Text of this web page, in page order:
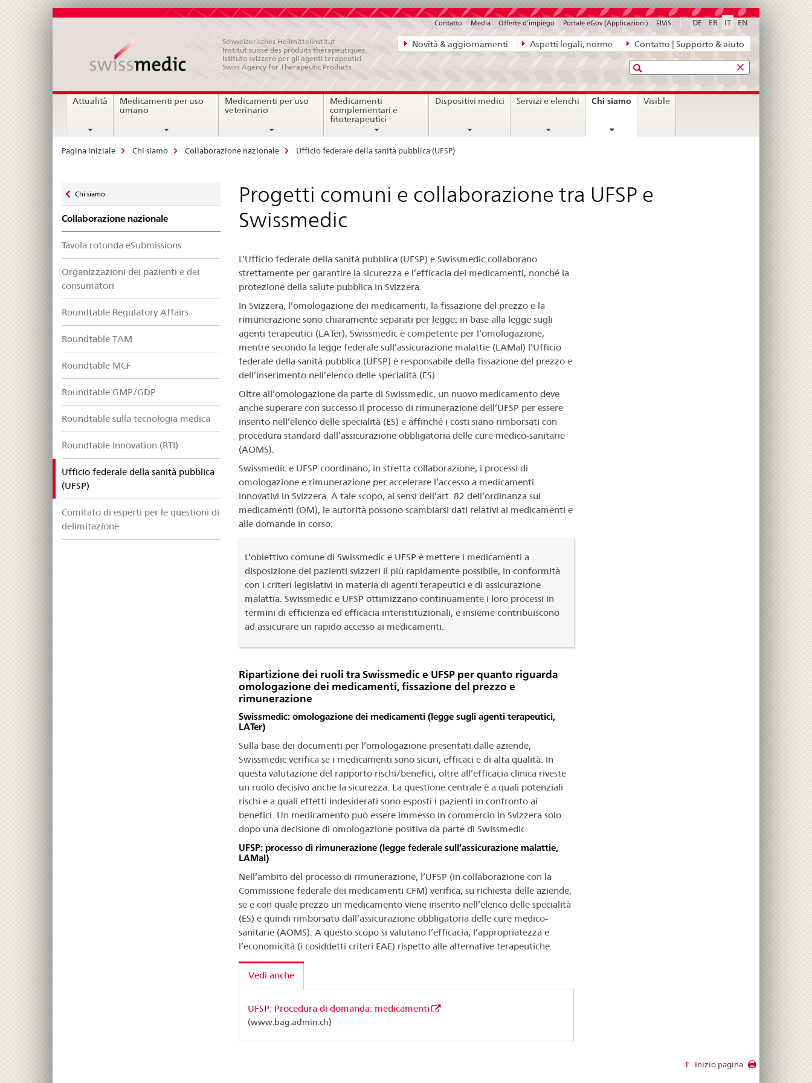
Navigazione
diretta:
aspetti
Novità & aggiornamenti Aspetti legali, norme Contatto | Supporto & aiuto
DE FR IT EN
Contatto Media Offerte d'impiego Portale eGov (Applicazioni) ElViS
Schweizerisches Heilmittelinstitut
Institut suisse des produits thérapeutiques
Istituto svizzero per gli agenti terapeutici
Swiss Agency for Therapeutic Products
Ricerca
Navigation
Attualità
Medicamenti per uso
umano
Medicamenti per uso
veterinario
Medicamenti
complementari e
fitoterapeutici
Dispositivi medici Servizi e elenchi Chi siamocurrent
Visible
Breadcrumb
Pagina iniziale Chi siamo Collaborazione nazionale Ufficio federale della sanità pubblica (UFSP)
zu
Chi siamo
Collaborazione nazionale
Tavola rotonda eSubmissions
Organizzazioni dei pazienti e dei
consumatori
Roundtable Regulatory Affairs
Roundtable TAM
Roundtable MCF
Roundtable GMP/GDP
Roundtable sulla tecnologia medica
Roundtable Innovation (RTI)
Ufficio federale della sanità pubblica
(UFSP)
Comitato di esperti per le questioni di
delimitazione
Progetti comuni e collaborazione tra UFSP e
Swissmedic
L’Ufficio federale della sanità pubblica (UFSP) e Swissmedic collaborano
strettamente per garantire la sicurezza e l’efficacia dei medicamenti, nonché la
protezione della salute pubblica in Svizzera.
In Svizzera, l’omologazione dei medicamenti, la fissazione del prezzo e la
rimunerazione sono chiaramente separati per legge: in base alla legge sugli
agenti terapeutici (LATer), Swissmedic è competente per l’omologazione,
mentre secondo la legge federale sull’assicurazione malattie (LAMal) l’Ufficio
federale della sanità pubblica (UFSP) è responsabile della fissazione del prezzo e
dell’inserimento nell’elenco delle specialità (ES).
Oltre all’omologazione da parte di Swissmedic, un nuovo medicamento deve
anche superare con successo il processo di rimunerazione dell’UFSP per essere
inserito nell’elenco delle specialità (ES) e affinché i costi siano rimborsati con
procedura standard dall’assicurazione obbligatoria delle cure medico-sanitarie
(AOMS).
Swissmedic e UFSP coordinano, in stretta collaborazione, i processi di
omologazione e rimunerazione per accelerare l’accesso a medicamenti
innovativi in Svizzera. A tale scopo, ai sensi dell’art. 82 dell’ordinanza sui
medicamenti (OM), le autorità possono scambiarsi dati relativi ai medicamenti e
alle domande in corso.
L’obiettivo comune di Swissmedic e UFSP è mettere i medicamenti a
disposizione dei pazienti svizzeri il più rapidamente possibile, in conformità
con i criteri legislativi in materia di agenti terapeutici e di assicurazione
malattia. Swissmedic e UFSP ottimizzano continuamente i loro processi in
termini di efficienza ed efficacia interistituzionali, e insieme contribuiscono
ad assicurare un rapido accesso ai medicamenti.
Ripartizione dei ruoli tra Swissmedic e UFSP per quanto riguarda
omologazione dei medicamenti, fissazione del prezzo e
rimunerazione
Swissmedic: omologazione dei medicamenti (legge sugli agenti terapeutici,
LATer)
Sulla base dei documenti per l’omologazione presentati dalle aziende,
Swissmedic verifica se i medicamenti sono sicuri, efficaci e di alta qualità. In
questa valutazione del rapporto rischi/benefici, oltre all’efficacia clinica riveste
un ruolo decisivo anche la sicurezza. La questione centrale è a quali potenziali
rischi e a quali effetti indesiderati sono esposti i pazienti in confronto ai
benefici. Un medicamento può essere immesso in commercio in Svizzera solo
dopo una decisione di omologazione positiva da parte di Swissmedic.
UFSP: processo di rimunerazione (legge federale sull’assicurazione malattie,
LAMal)
Nell’ambito del processo di rimunerazione, l’UFSP (in collaborazione con la
Commissione federale dei medicamenti CFM) verifica, su richiesta delle aziende,
se e con quale prezzo un medicamento viene inserito nell’elenco delle specialità
(ES) e quindi rimborsato dall’assicurazione obbligatoria delle cure medico-
sanitarie (AOMS). A questo scopo si valutano l’efficacia, l’appropriatezza e
l’economicità (i cosiddetti criteri EAE) rispetto alle alternative terapeutiche.
Vedi anche
UFSP: Procedura di domanda: medicamenti
(www.bag.admin.ch)
Inizio pagina